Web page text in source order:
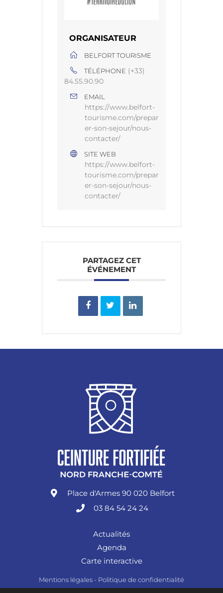
ORGANISATEUR
BELFORT TOURISME
TÉLÉPHONE (+33)
84.55.90.90
EMAIL
https://www.belfort-
tourisme.com/prepar
er-son-sejour/nous-
contacter/
SITE WEB
https://www.belfort-
tourisme.com/prepar
er-son-sejour/nous-
contacter/
PARTAGEZ CET
ÉVÉNEMENT
Place d'Armes 90 020 Belfort
03 84 54 24 24
Actualités
Agenda
Carte interactive
Mentions légales - Politique de confidentialité